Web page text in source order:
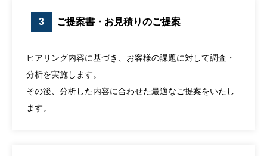
3 ご提案書・お見積りのご提案
ヒアリング内容に基づき、お客様の課題に対して調査・
分析を実施します。
その後、分析した内容に合わせた最適なご提案をいたし
ます。